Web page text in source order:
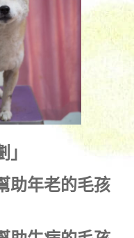
助年老的毛孩